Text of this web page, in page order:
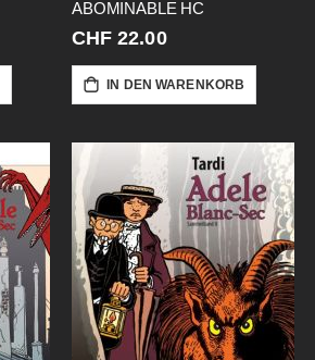
ABOMINABLE HC
CHF 22.00
IN DEN WARENKORB